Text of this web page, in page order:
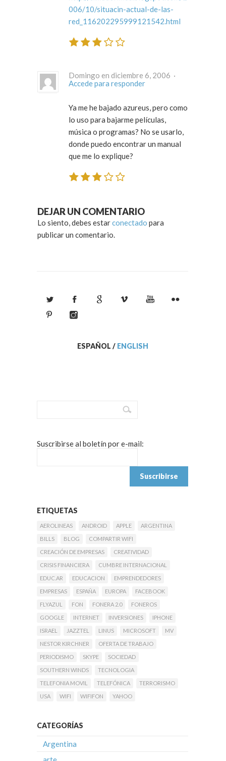
006/10/situacin-actual-de-las-
red_116202295999121542.html
Domingo en diciembre 6, 2006 ·
Accede para responder
Ya me he bajado azureus, pero como
lo uso para bajarme películas,
música o programas? No se usarlo,
donde puedo encontrar un manual
que me lo explique?
DEJAR UN COMENTARIO
Lo siento, debes estarconectado para
publicar un comentario.
ESPAÑOL / ENGLISH
Suscribirse al boletín por e-mail:
ETIQUETAS
AEROLINEAS ANDROID APPLE
ARGENTINA
BILLS
BLOG
COMPARTIR WIFI
CREACIÓN DE EMPRESAS
CREATIVIDAD
CRISIS FINANCIERA
CUMBRE INTERNACIONAL
EDUC.AR
EDUCACION
EMPRENDEDORES
EMPRESAS
ESPAÑA EUROPA
FACEBOOK
FLYAZUL
FON FONERA 2.0
FONEROS
GOOGLE
INTERNET INVERSIONES
IPHONE
ISRAEL
JAZZTEL LINUS MICROSOFT
MV
NESTOR KIRCHNER
OFERTA DE TRABAJO
PERIODISMO
SKYPE
SOCIEDAD
SOUTHERN WINDS
TECNOLOGIA
TELEFONIA MOVIL
TELEFÓNICA
TERRORISMO
USA
WIFI WIFIFON YAHOO
CATEGORÍAS
Argentina